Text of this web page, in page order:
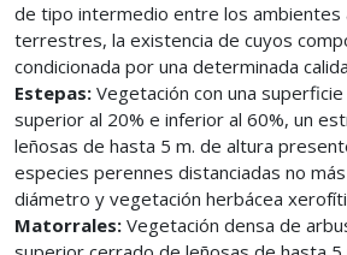
de tipo intermedio entre los ambientes
terrestres, la existencia de cuyos
condicionada por una determinada
Estepas: Vegetación con una
superior al 20% e inferior al 60%, un
leñosas de hasta 5 m. de altura
especies perennes distanciadas no
diámetro y vegetación herbácea
Matorrales: Vegetación densa de